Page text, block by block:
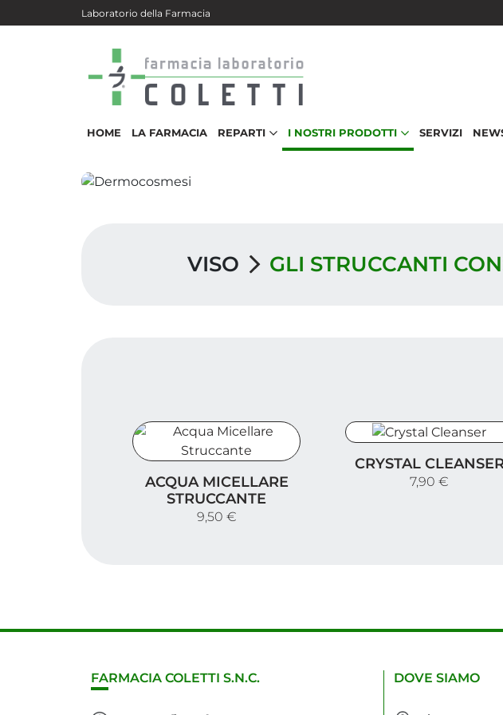
Salta al contenuto principale
Laboratorio della Farmacia
HOME LA FARMACIA REPARTI I NOSTRI PRODOTTI SERVIZI
VISO GLI STRUCCANTI
ACQUA MICELLARE
STRUCCANTE
9,50 €
CRYSTAL
7,90 €
FARMACIA COLETTI S.N.C. DOVE SIAMO